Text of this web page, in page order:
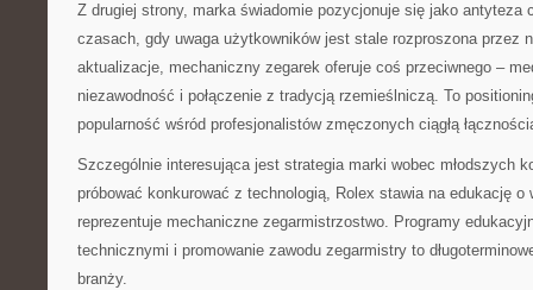
Z drugiej strony, marka świadomie pozycjonuje się jako antyteza
czasach, gdy uwaga użytkowników jest stale rozproszona przez
aktualizacje, mechaniczny zegarek oferuje coś przeciwnego –
niezawodność i połączenie z tradycją rzemieślniczą. To
popularność wśród profesjonalistów zmęczonych ciągłą
Szczególnie interesująca jest strategia marki wobec młodszych
próbować konkurować z technologią, Rolex stawia na edukację o
reprezentuje mechaniczne zegarmistrzostwo. Programy
technicznymi i promowanie zawodu zegarmistry to
branży.